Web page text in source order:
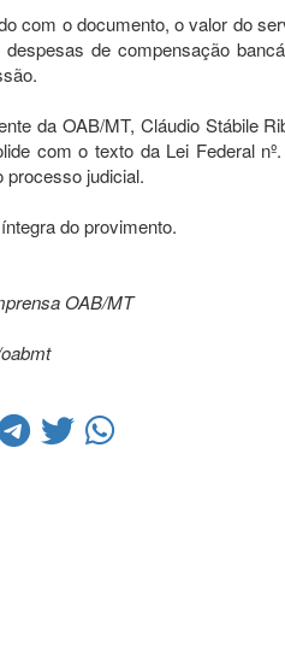
com o documento, o valor do
de compensação
da OAB/MT, Cláudio Stábile
com o texto da Lei Federal
processo judicial.
do provimento.
OAB/MT